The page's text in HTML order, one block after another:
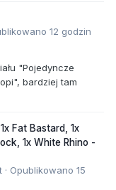
12 godzin
"Pojedyncze
bardziej tam
Fat Bastard, 1x
1x White Rhino -
· Opublikowano 15